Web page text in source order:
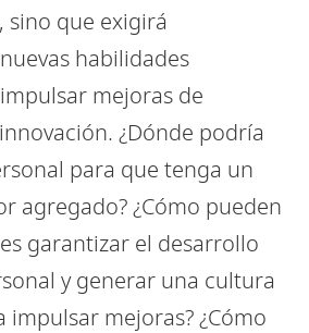
sino que exigirá
habilidades
mejoras de
¿Dónde podría
para que tenga un
agregado? ¿Cómo pueden
garantizar el desarrollo
y generar una cultura
mejoras? ¿Cómo